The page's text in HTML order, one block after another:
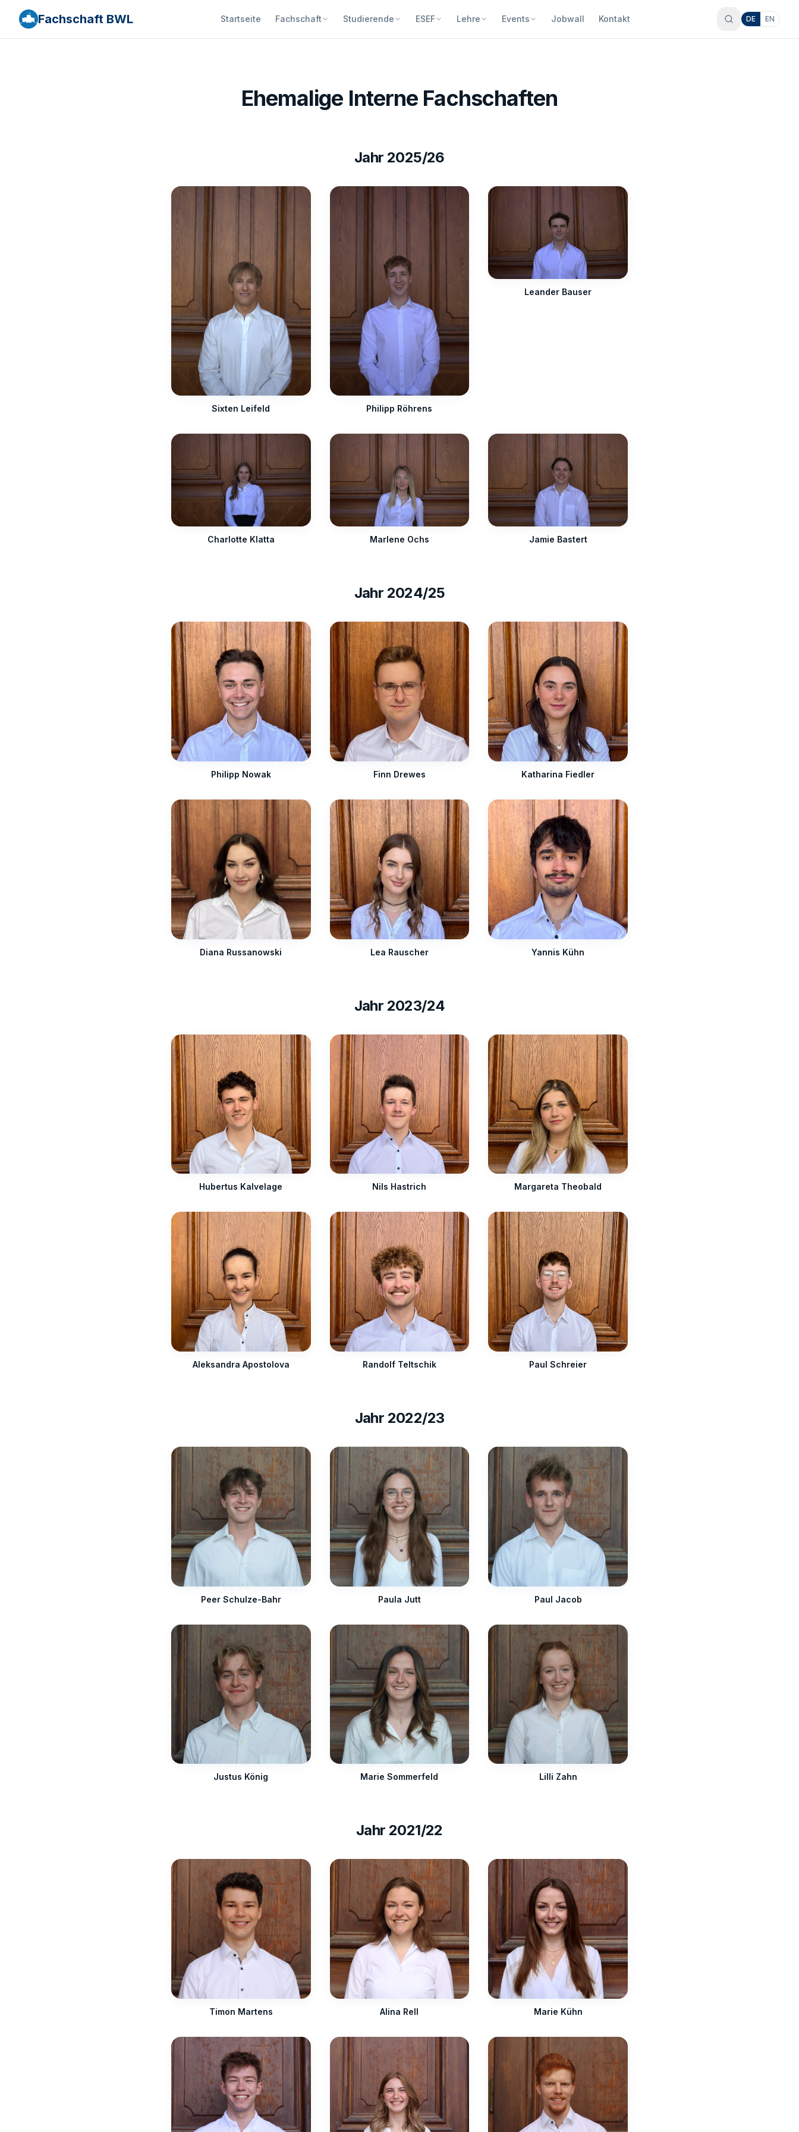
Fachschaft BWL Startseite Fachschaft Studierende ESEF Lehre Events Jobwall Kontakt DE EN
Ehemalige Interne Fachschaften
Jahr 2025/26
Sixten Leifeld Philipp Röhrens
Leander Bauser
Charlotte Klatta Marlene Ochs Jamie Bastert
Jahr 2024/25
Philipp Nowak Finn Drewes Katharina Fiedler
Diana Russanowski Lea Rauscher Yannis Kühn
Jahr 2023/24
Hubertus Kalvelage Nils Hastrich Margareta Theobald
Aleksandra Apostolova Randolf Teltschik Paul Schreier
Jahr 2022/23
Peer Schulze-Bahr Paula Jutt Paul Jacob
Justus König Marie Sommerfeld Lilli Zahn
Jahr 2021/22
Timon Martens Alina Rell Marie Kühn